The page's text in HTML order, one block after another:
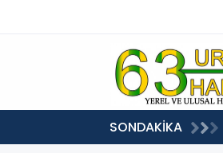
SONDAKİKA